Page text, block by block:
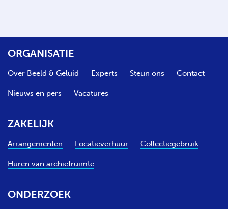
ORGANISATIE
Over Beeld & Geluid Experts Steun ons Contact
Nieuws en pers Vacatures
ZAKELIJK
Arrangementen Locatieverhuur Collectiegebruik
Huren van archiefruimte
ONDERZOEK